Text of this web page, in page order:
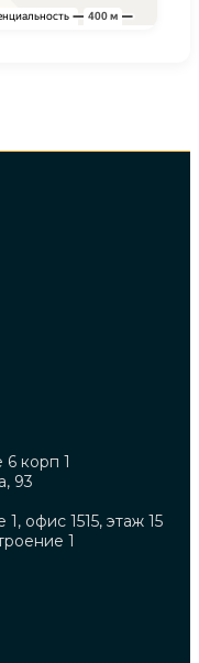
корп 1
93
офис 1515, этаж 15
1